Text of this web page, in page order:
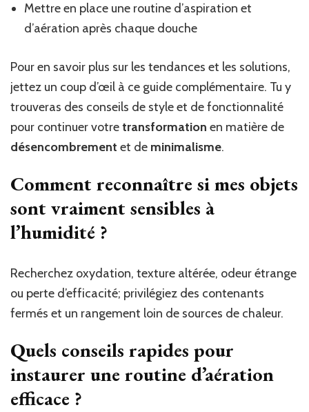
Mettre en place une routine d’aspiration et
d’aération après chaque douche
Pour en savoir plus sur les tendances et les solutions,
jettez un coup d’œil à ce guide complémentaire. Tu y
trouveras des conseils de style et de fonctionnalité
pour continuer votretransformation en matière de
désencombrement et de minimalisme.
Comment reconnaître si mes objets
sont vraiment sensibles à
l’humidité ?
Recherchez oxydation, texture altérée, odeur étrange
ou perte d’efficacité; privilégiez des contenants
fermés et un rangement loin de sources de chaleur.
Quels conseils rapides pour
instaurer une routine d’aération
efficace ?